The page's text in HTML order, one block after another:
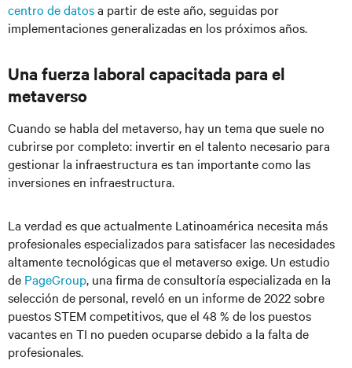
centro de datosa partir de este año, seguidas por
implementaciones generalizadas en los próximos años.
Una fuerza laboral capacitada para el
metaverso
Cuando se habla del metaverso, hay un tema que suele no
cubrirse por completo: invertir en el talento necesario para
gestionar la infraestructura es tan importante como las
inversiones en infraestructura.
La verdad es que actualmente Latinoamérica necesita más
profesionales especializados para satisfacer las necesidades
altamente tecnológicas que el metaverso exige. Un estudio
de PageGroup, una firma de consultoría especializada en la
selección de personal, reveló en un informe de 2022 sobre
puestos STEM competitivos, que el 48 % de los puestos
vacantes en TI no pueden ocuparse debido a la falta de
profesionales.